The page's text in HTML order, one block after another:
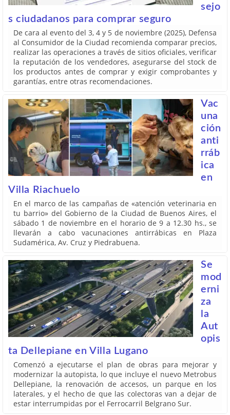
sejo
s ciudadanos para comprar seguro
De cara al evento del 3, 4 y 5 de noviembre (2025), Defensa
al Consumidor de la Ciudad recomienda comparar precios,
realizar las operaciones a través de sitios oficiales, verificar
la reputación de los vendedores, asegurarse del stock de
los productos antes de comprar y exigir comprobantes y
garantías, entre otras recomendaciones.
Vac
una
ción
anti
rráb
ica
en
Villa Riachuelo
En el marco de las campañas de «atención veterinaria en
tu barrio» del Gobierno de la Ciudad de Buenos Aires, el
sábado 1 de noviembre en el horario de 9 a 12.30 hs., se
llevarán a cabo vacunaciones antirrábicas en Plaza
Sudamérica, Av. Cruz y Piedrabuena.
Se
mod
erni
za
la
Aut
opis
ta Dellepiane en Villa Lugano
Comenzó a ejecutarse el plan de obras para mejorar y
modernizar la autopista, lo que incluye el nuevo Metrobus
Dellepiane, la renovación de accesos, un parque en los
laterales, y el hecho de que las colectoras van a dejar de
estar interrumpidas por el Ferrocarril Belgrano Sur.